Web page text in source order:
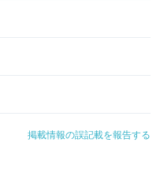
掲載情報の誤記載を報告する